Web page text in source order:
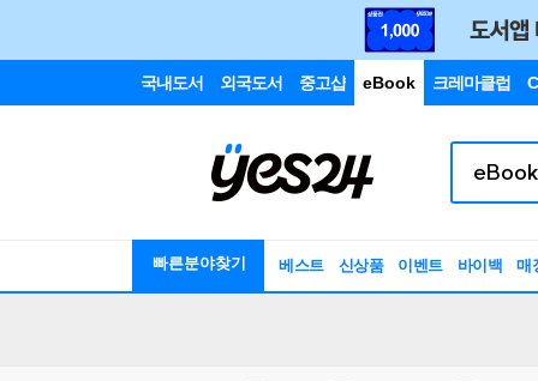
국내도서 외국도서 중고샵 eBook 크레마클럽
빠른분야찾기 베스트 신상품 이벤트 바이백 매